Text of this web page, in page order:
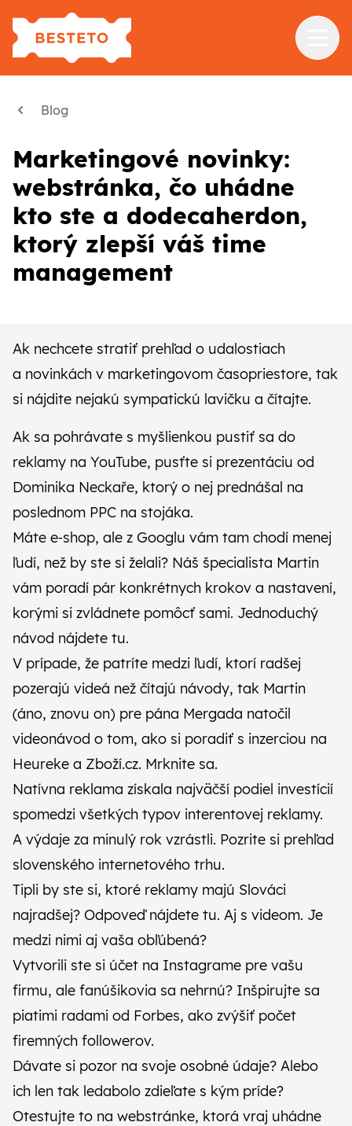
Referencie
Blog
O nás
Kontakt
CZ SK
Blog
Marketingové novinky:
webstránka, čo uhádne
kto ste a dodecaherdon,
ktorý zlepší váš time
management
Ak nechcete stratiť prehľad o udalostiach
a novinkách v marketingovom časopriestore, tak
si nájdite nejakú sympatickú lavičku a čítajte.
Ak sa pohrávate s myšlienkou pustiť sa do
reklamy na YouTube, pusťte si prezentáciu od
Dominika Neckaře, ktorý o nej prednášal na
poslednom PPC na stojáka.
Máte e‑shop, ale z Googlu vám tam chodí menej
ľudí, než by ste si želali? Náš špecialista Martin
vám poradí pár konkrétnych krokov a nastavení,
korými si zvládnete pomôcť sami. Jednoduchý
návod nájdete tu.
V prípade, že patríte medzi ľudí, ktorí radšej
pozerajú videá než čítajú návody, tak Martin
(áno, znovu on) pre pána Mergada natočil
videonávod o tom, ako si poradiť s inzerciou na
Heureke a Zboží.cz. Mrknite sa.
Natívna reklama získala najväčší podiel investícií
spomedzi všetkých typov interentovej reklamy.
A výdaje za minulý rok vzrástli. Pozrite si prehľad
slovenského internetového trhu.
Tipli by ste si, ktoré reklamy majú Slováci
najradšej? Odpoveď nájdete tu. Aj s videom. Je
medzi nimi aj vaša obľúbená?
Vytvorili ste si účet na Instagrame pre vašu
firmu, ale fanúšikovia sa nehrnú? Inšpirujte sa
piatimi radami od Forbes, ako zvýšiť počet
firemných followerov.
Dávate si pozor na svoje osobné údaje? Alebo
ich len tak ledabolo zdieľate s kým príde?
Otestujte to na webstránke, ktorá vraj uhádne